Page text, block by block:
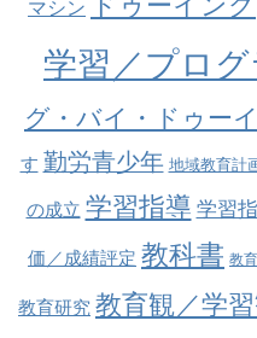
マシン
学習／プロ
グ・バイ・ドゥー
す 勤労青少年 地域教育計
の成立 学習指導 学習
価／成績評定 教科書 教
教育研究 教育観／学